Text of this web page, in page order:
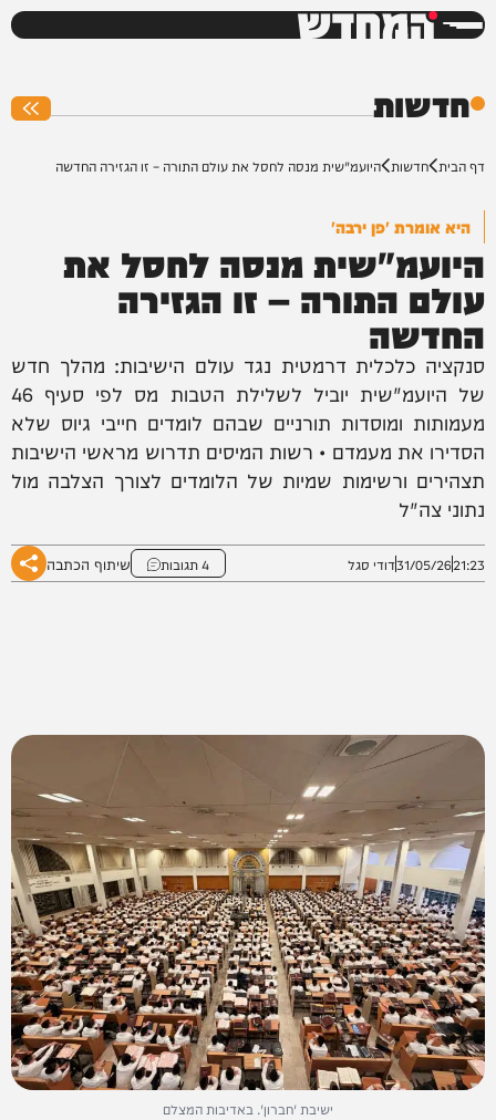
המחדש
חדשות
דף הבית חדשות היועמ"שית מנסה לחסל את עולם התורה – זו הגזירה החדשה
היא אומרת 'פן ירבה'
היועמ"שית מנסה לחסל את
עולם התורה – זו הגזירה
החדשה
סנקציה כלכלית דרמטית נגד עולם הישיבות: מהלך חדש
של היועמ"שית יוביל לשלילת הטבות מס לפי סעיף 46
מעמותות ומוסדות תורניים שבהם לומדים חייבי גיוס שלא
הסדירו את מעמדם • רשות המיסים תדרוש מראשי הישיבות
תצהירים ורשימות שמיות של הלומדים לצורך הצלבה מול
נתוני צה"ל
21:23
31/05/26דודי סגל 4 תגובות שיתוף הכתבה
ישיבת 'חברון'. באדיבות המצלם